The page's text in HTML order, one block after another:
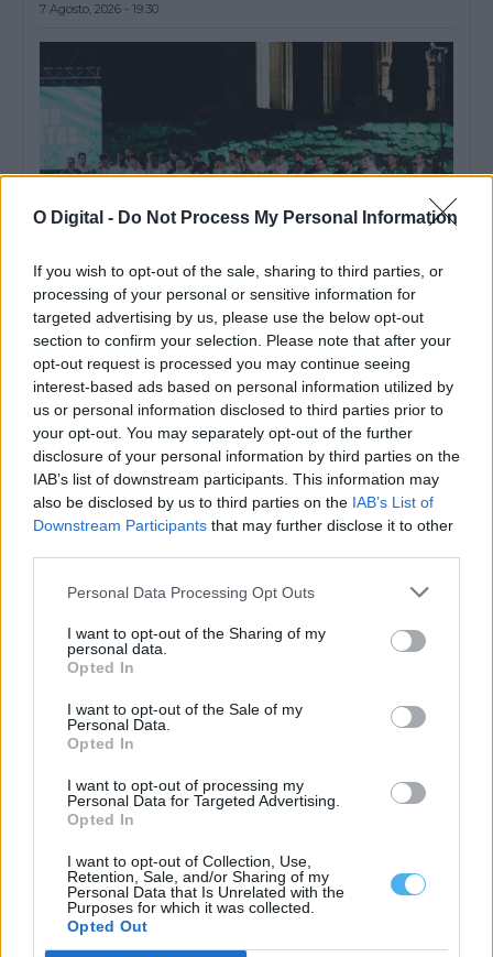
O Digital - Do Not Process My Personal Information
If you wish to opt-out of the sale, sharing to third parties, or
processing of your personal or sensitive information for
targeted advertising by us, please use the below opt-out
section to confirm your selection. Please note that after your
opt-out request is processed you may continue seeing
interest-based ads based on personal information utilized by
us or personal information disclosed to third parties prior to
your opt-out. You may separately opt-out of the further
disclosure of your personal information by third parties on the
IAB’s list of downstream participants. This information may
also be disclosed by us to third parties on the IAB’s List of
Downstream Participants that may further disclose it to other
Personal Data Processing Opt Outs
I want to opt-out of the Sharing of my
personal data.
Opted In
I want to opt-out of the Sale of my
Personal Data.
Opted In
I want to opt-out of processing my
Personal Data for Targeted Advertising.
Opted In
I want to opt-out of Collection, Use,
Retention, Sale, and/or Sharing of my
Personal Data that Is Unrelated with the
Purposes for which it was collected.
Opted Out
7 Agosto, 2026 - 19:30
Liga 3 arranca este fim de semana com Lusitano de Évora em
cena: Conheça o calendário
A Liga 3 Placard arranca este fim de semana, com a primeira
jornada marcada...
6 Agosto, 2026 - 14:51
Fábio Guerra conquista título europeu de jiu-jitsu e é vice-
campeão absoluto
no European Jiu-Jitsu Championship...
4 Agosto, 2026 - 10:00